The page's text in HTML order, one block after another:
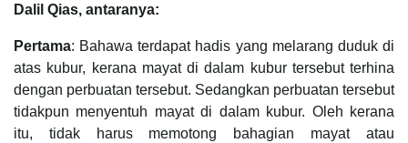
Dalil Qias, antaranya:
Pertama: Bahawa terdapat hadis yang melarang duduk di
atas kubur, kerana mayat di dalam kubur tersebut terhina
dengan perbuatan tersebut. Sedangkan perbuatan tersebut
tidakpun menyentuh mayat di dalam kubur. Oleh kerana
itu, tidak harus memotong bahagian mayat atau